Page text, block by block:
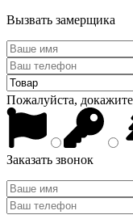
Вызвать замерщика
Пожалуйста,
Заказать звонок